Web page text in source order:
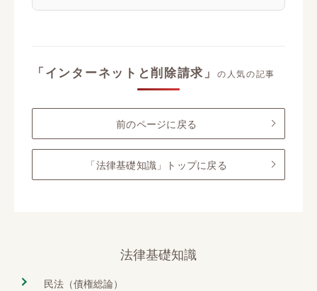
「インターネットと削除請求」 の人気の記事
前のページに戻る
「法律基礎知識」トップに戻る
法律基礎知識
民法（債権総論）